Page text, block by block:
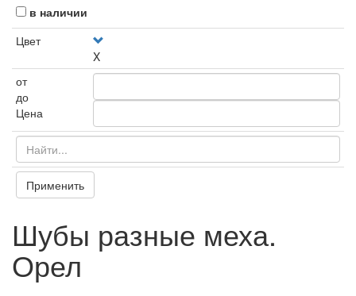
в наличии
Цвет
X
от
до
Цена
Применить
Шубы разные меха.
Орел